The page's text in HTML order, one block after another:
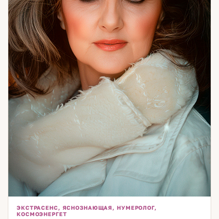
денежными потоками и состоянием внутреннего покоя.
Если вы чувствуете, что ходите по кругу — скорее всего,
мы ещё не добирались до настоящей причины. Давайте
доберёмся.
ЭКСТРАСЕНС, ЯСНОЗНАЮЩАЯ, НУМЕРОЛОГ,
КОСМОЭНЕРГЕТ